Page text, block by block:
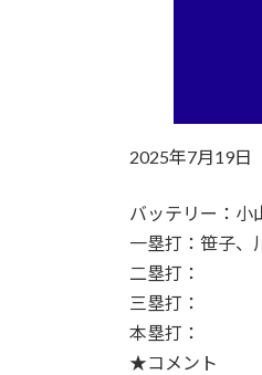
2025年7月19日
バッテリー：小
一塁打：笹子
二塁打：
三塁打：
本塁打：
★コメント